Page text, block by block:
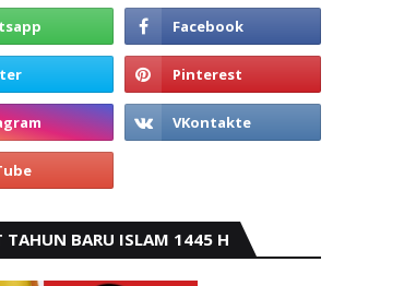
TAHUN BARU ISLAM 1445 H